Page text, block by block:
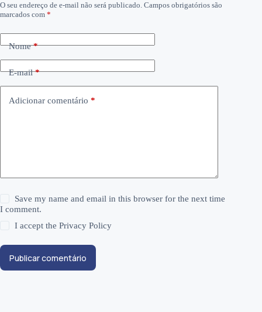
O seu endereço de e-mail não será publicado. Campos obrigatórios são
marcados com *
Nome*
E-mail*
Adicionar comentário *
Save my name and email in this browser for the next time
I comment.
I accept thePrivacy Policy
Publicar comentário